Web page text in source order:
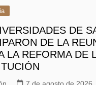
DE
DE LA
LA REFORMA DE